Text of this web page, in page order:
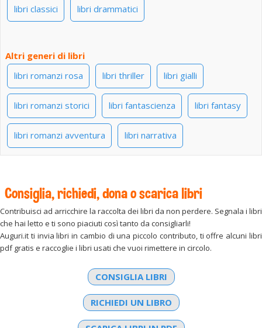
libri classici libri drammatici
Altri generi di libri
libri romanzi rosa
libri thriller libri gialli
libri romanzi storici libri fantascienza libri fantasy
libri romanzi avventura libri narrativa
Consiglia, richiedi, dona o scarica libri
Contribuisci ad arricchire la raccolta dei libri da non perdere. Segnala i libri
che hai letto e ti sono piaciuti così tanto da consigliarli!
Auguri.it ti invia libri in cambio di una piccolo contributo, ti offre alcuni libri
pdf gratis e raccoglie i libri usati che vuoi rimettere in circolo.
CONSIGLIA LIBRI
RICHIEDI UN LIBRO